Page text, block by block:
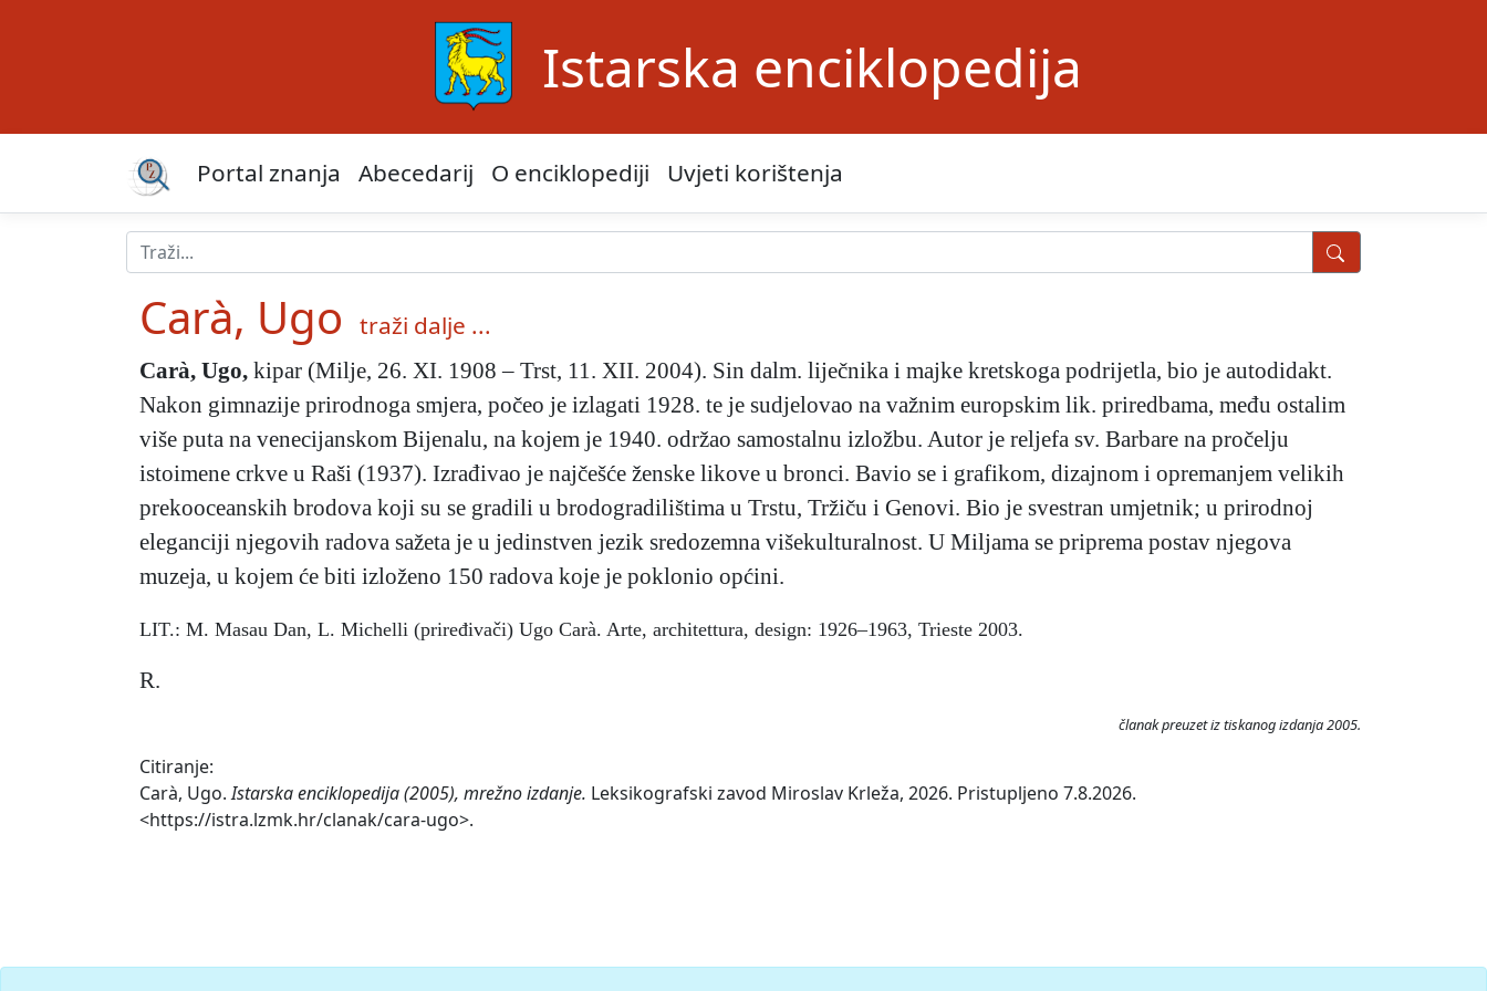
Istarska enciklopedija
Portal znanja Abecedarij O enciklopediji Uvjeti korištenja
Carà, Ugo traži dalje ...
Carà, Ugo, kipar (Milje, 26. XI. 1908 – Trst, 11. XII. 2004). Sin dalm. liječnika i majke kretskoga podrijetla, bio je autodidakt.
Nakon gimnazije prirodnoga smjera, počeo je izlagati 1928. te je sudjelovao na važnim europskim lik. priredbama, među ostalim
više puta na venecijanskom Bijenalu, na kojem je 1940. održao samostalnu izložbu. Autor je reljefa sv. Barbare na pročelju
istoimene crkve u Raši (1937). Izrađivao je najčešće ženske likove u bronci. Bavio se i grafikom, dizajnom i opremanjem velikih
prekooceanskih brodova koji su se gradili u brodogradilištima u Trstu, Tržiču i Genovi. Bio je svestran umjetnik; u prirodnoj
eleganciji njegovih radova sažeta je u jedinstven jezik sredozemna višekulturalnost. U Miljama se priprema postav njegova
muzeja, u kojem će biti izloženo 150 radova koje je poklonio općini.
LIT.: M. Masau Dan, L. Michelli (priređivači) Ugo Carà. Arte, architettura, design: 1926–1963, Trieste 2003.
R.
članak preuzet iz tiskanog izdanja 2005.
Citiranje:
Carà, Ugo.Istarska enciklopedija (2005), mrežno izdanje. Leksikografski zavod Miroslav Krleža, 2026. Pristupljeno 7.8.2026.
<https://istra.lzmk.hr/clanak/cara-ugo>.